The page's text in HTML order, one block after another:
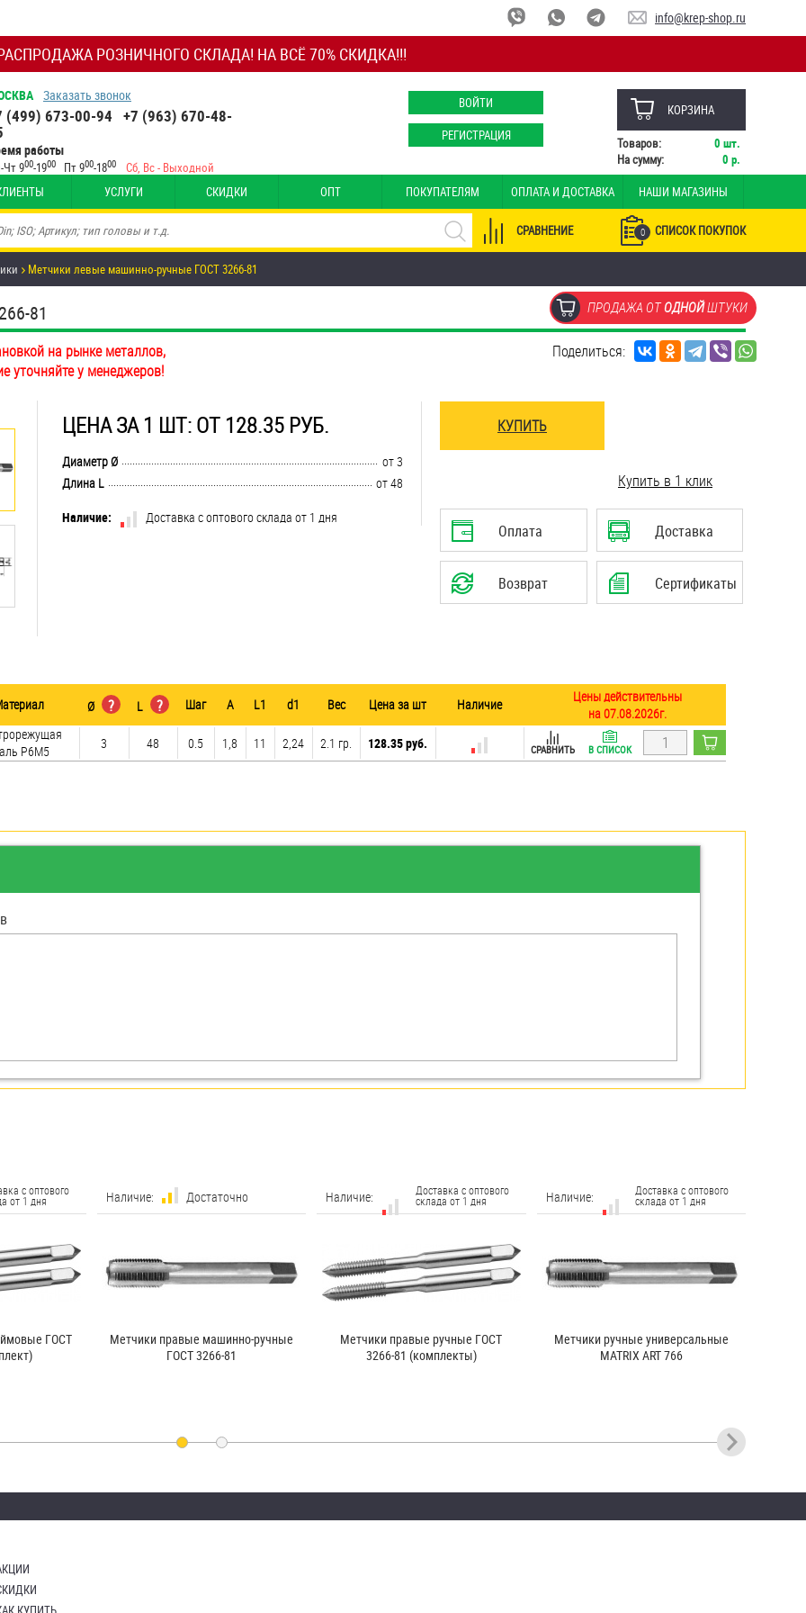
РОЗНИЧНОГО СКЛАДА! НА ВСЁ 70% СКИДКА!!!
info@krep-shop.ru
Заказать звонок
(499) 673-00-94 +7 (963) 670-48-
работы
Чт 900-1900 Пт 900-1800 Сб, Вс - Выходной
ВОЙТИ
РЕГИСТРАЦИЯ
КОРЗИНА
Товаров: 0 шт.
На сумму:
0 р.
УСЛУГИ СКИДКИ ОПТ ПОКУПАТЕЛЯМ ОПЛАТА И ДОСТАВКА НАШИ МАГАЗИНЫ
0 СПИСОК ПОКУПОК
СРАВНЕНИЕ
Метчики левые машинно-ручные ГОСТ 3266-81
81 ПРОДАЖА ОТОДНОЙШТУКИ
на рынке металлов,
уточняйте у менеджеров!
Поделиться:
ЦЕНА ЗА 1 ШТ: ОТ 128.35 РУБ.
........................................................................................................................................................................................................
Диаметр Ø
от 3
........................................................................................................................................................................................................
Длина L
от 48
Наличие:
Доставка с оптового склада от 1 дня
КУПИТЬ
Купить в 1 клик
Оплата Доставка
Возврат Сертификаты
Ø ? L ? Шаг A L1 d1 Вес Цена за шт Наличие
Цены действительны
на 07.08.2026г.
Р6М5
3 48 0.5 1,8 11 2,24 2.1 гр. 128.35 руб. СРАВНИТЬ В СПИСОК
с оптового
от 1 дня
ГОСТ
Наличие: Достаточно
Метчики правые машинно-ручные
ГОСТ 3266-81
Наличие: Доставка с оптового
склада от 1 дня
Метчики правые ручные ГОСТ
3266-81 (комплекты)
Наличие: Доставка с оптового
склада от 1 дня
Метчики ручные универсальные
MATRIX ART 766